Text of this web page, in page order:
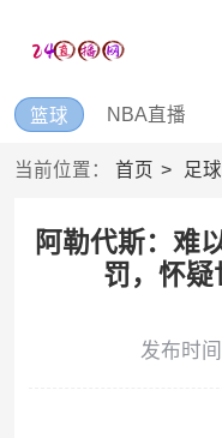
篮球 NBA直播
当前位置： 首页 足球
阿勒代斯：难
罚，怀
发布时